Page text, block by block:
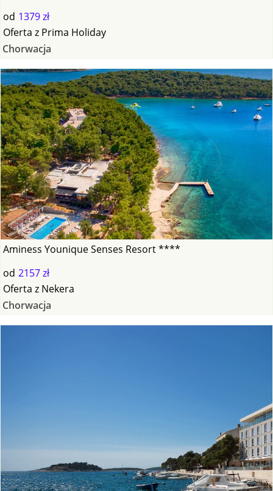
od 1379 zł
Oferta z Prima Holiday
Chorwacja
Aminess Younique Senses Resort ****
od 2157 zł
Oferta z Nekera
Chorwacja